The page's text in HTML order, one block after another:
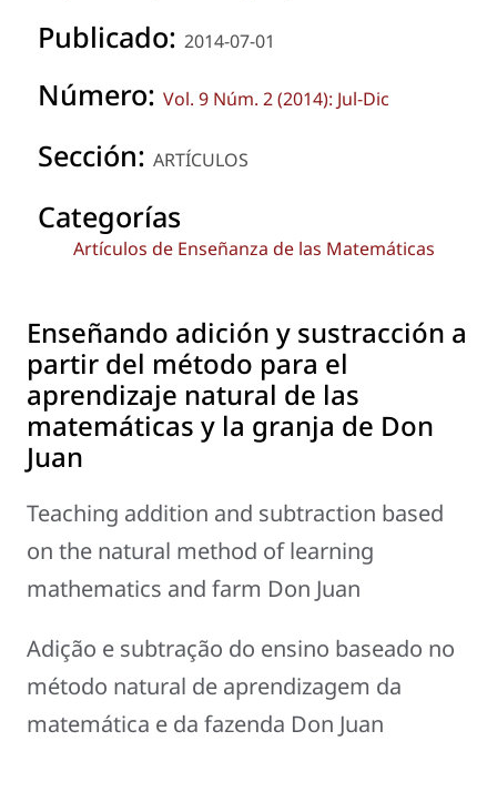
Publicado: 2014-07-01
Número: Vol. 9 Núm. 2 (2014): Jul-Dic
Sección: ARTÍCULOS
Categorías
Artículos de Enseñanza de las Matemáticas
Enseñando adición y sustracción a
partir del método para el
aprendizaje natural de las
matemáticas y la granja de Don
Juan
Teaching addition and subtraction based
on the natural method of learning
mathematics and farm Don Juan
Adição e subtração do ensino baseado no
método natural de aprendizagem da
matemática e da fazenda Don Juan